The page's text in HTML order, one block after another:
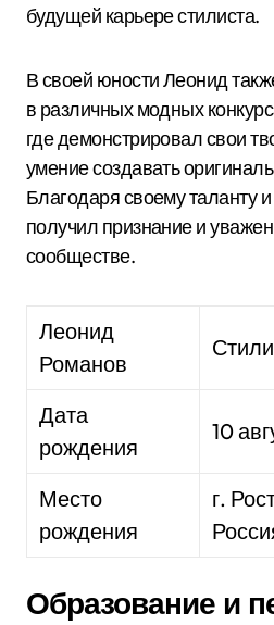
будущей карьере стилиста.
В своей юности Леонид
в различных модных
где демонстрировал свои
умение создавать
Благодаря своему таланту и
получил признание и
сообществе.
Леонид
Романов
Дата
рождения
10
Место
рождения
г.
Образование и